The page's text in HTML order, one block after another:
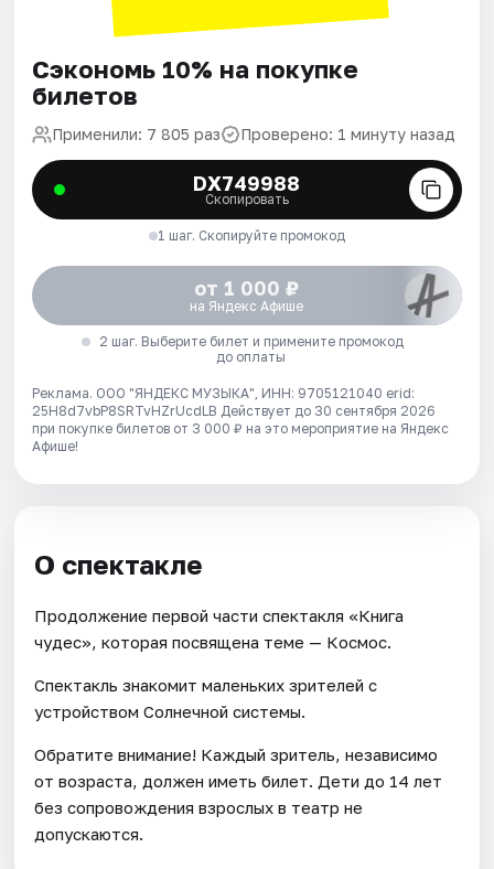
Сэкономь 10% на покупке
билетов
Применили: 7 805 раз Проверено: 1 минуту назад
DX749988
Скопировать
1 шаг. Скопируйте промокод
от 1 000 ₽
на Яндекс Афише
2 шаг. Выберите билет и примените промокод
до оплаты
Реклама. ООО "ЯНДЕКС МУЗЫКА", ИНН: 9705121040 erid:
25H8d7vbP8SRTvHZrUcdLB Действует до 30 сентября 2026
при покупке билетов от 3 000 ₽ на это мероприятие на Яндекс
Афише!
О спектакле
Продолжение первой части спектакля «Книга
чудес», которая посвящена теме — Космос.
Спектакль знакомит маленьких зрителей с
устройством Солнечной системы.
Обратите внимание! Каждый зритель, независимо
от возраста, должен иметь билет. Дети до 14 лет
без сопровождения взрослых в театр не
допускаются.